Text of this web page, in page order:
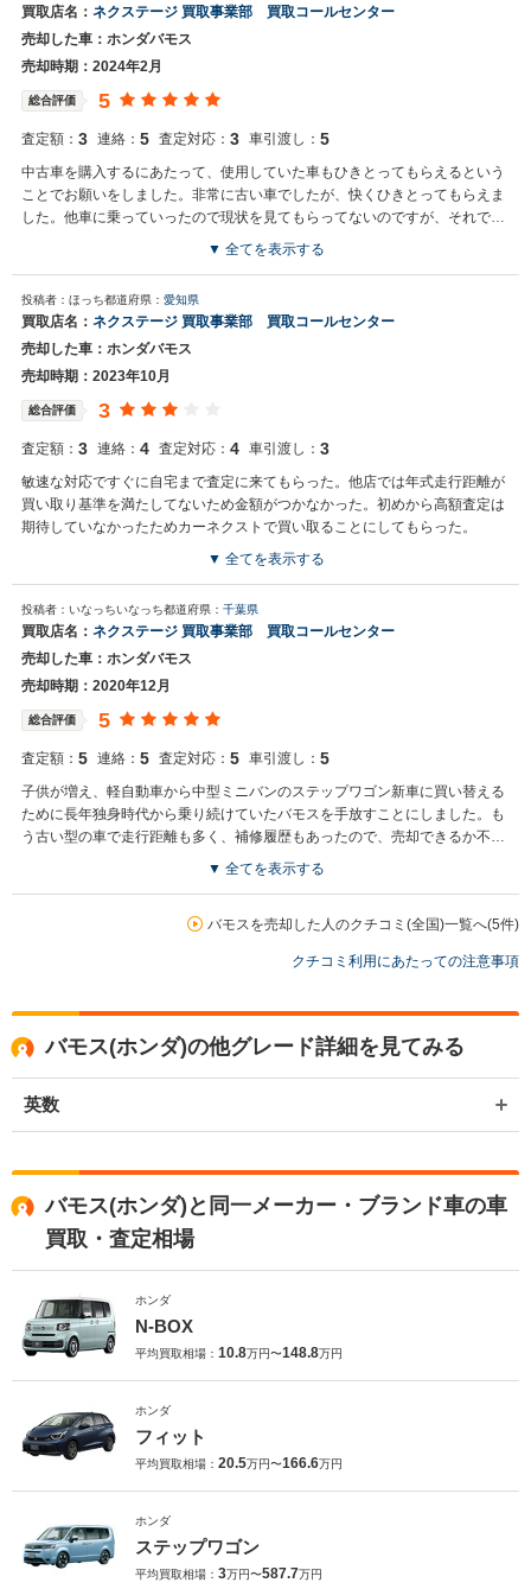
度はネクステージをご利用いただきまして誠にありがとうございまし
た。 弊社ではバモスのような軽自動車の専門店を展開している関係も
あり、大変得意な車種となっております。軽自動車の他にもミニバン
ざいましたら是非お力添えできれば幸いでございます。 今後とも宜し
くお願い申し上げます。
買取店名： ネクステージ 買取事業部 買取コールセンター
売却した車：ホンダバモス
売却時期：2024年2月
総合評価 5
査定額： 3 連絡： 5 査定対応： 3 車引渡し： 5
中古車を購入するにあたって、使用していた車もひきとってもらえるという
ことでお願いをしました。非常に古い車でしたが、快くひきとってもらえま
した。他車に乗っていったので現状を見てもらってないのですが、それでも
大丈夫と言ってくれました。具体的な買取額の提示ではなく購入車の額との
買取店からの返信
お世話になっております。 株式会社ネクステージでございます。 この
度はネクステージをご利用いただきまして誠にありがとうございまし
た。 弊社ではお車の買取・販売だけではなく、カーナビや車載カメラ
などの用品販売、自動車損害保険、整備・点検・車検まで、お客様の
ルとしております。 またのご利用、スタッフ一同お待ち申し上げてお
ります。
▼ 全てを表示する
投稿者：ほっち都道府県： 愛知県
買取店名： ネクステージ 買取事業部 買取コールセンター
売却した車：ホンダバモス
売却時期：2023年10月
総合評価 3
査定額： 3 連絡： 4 査定対応： 4 車引渡し： 3
敏速な対応ですぐに自宅まで査定に来てもらった。他店では年式走行距離が
買い取り基準を満たしてないため金額がつかなかった。初めから高額査定は
期待していなかったためカーネクストで買い取ることにしてもらった。
買取店からの返信
お世話になっております。 株式会社ネクステージでございます。 この
度はネクステージをご利用いただきまして誠にありがとうございまし
た。 弊社は東証一部上場企業のため、安心してご利用いただければと
存じます。 買取や販売だけではなく、車検や整備、点検などもご用意
ージをご利用いただけますと幸いでございます。 今後とも宜しくお願
い申し上げます。
▼ 全てを表示する
投稿者：いなっちいなっち都道府県： 千葉県
買取店名： ネクステージ 買取事業部 買取コールセンター
売却した車：ホンダバモス
売却時期：2020年12月
総合評価 5
査定額： 5 連絡： 5 査定対応： 5 車引渡し： 5
子供が増え、軽自動車から中型ミニバンのステップワゴン新車に買い替える
ために長年独身時代から乗り続けていたバモスを手放すことにしました。も
う古い型の車で走行距離も多く、補修履歴もあったので、売却できるか不安
でしたが、幾らかでも買い取って貰えればという想いで、ネットで検索した
買取店からの返信
お世話になっております。 株式会社ネクステージでございます。 この
しております。 またお車のことで何かございましたら、是非ネクステ
ージをご利用いただけますと幸いでございます。 今後とも宜しくお願
い申し上げます。
▼ 全てを表示する
バモスを売却した人のクチコミ(全国)一覧へ(5件)
クチコミ利用にあたっての注意事項
バモス(ホンダ)の他グレード詳細を見てみる
英数
バモス(ホンダ)と同一メーカー・ブランド車の車
買取・査定相場
ホンダ
N-BOX
平均買取相場： 10.8万円〜148.8万円
ホンダ
フィット
平均買取相場： 20.5万円〜166.6万円
ホンダ
ステップワゴン
平均買取相場： 3万円〜587.7万円